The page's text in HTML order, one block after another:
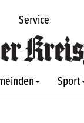
Service
Sport